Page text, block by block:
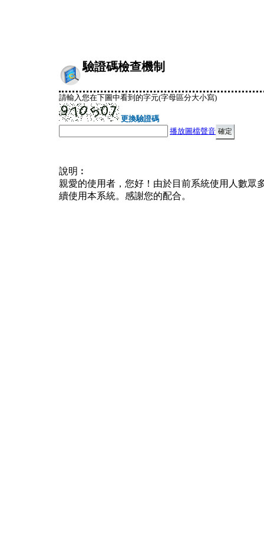
驗證碼檢查機制
請輸入您在下圖中看到的字元(字母區分大小寫)
更換驗證碼
播放圖檔聲音
說明︰
親愛的使用者，您好！由於目前系統使用人數眾
續使用本系統。感謝您的配合。